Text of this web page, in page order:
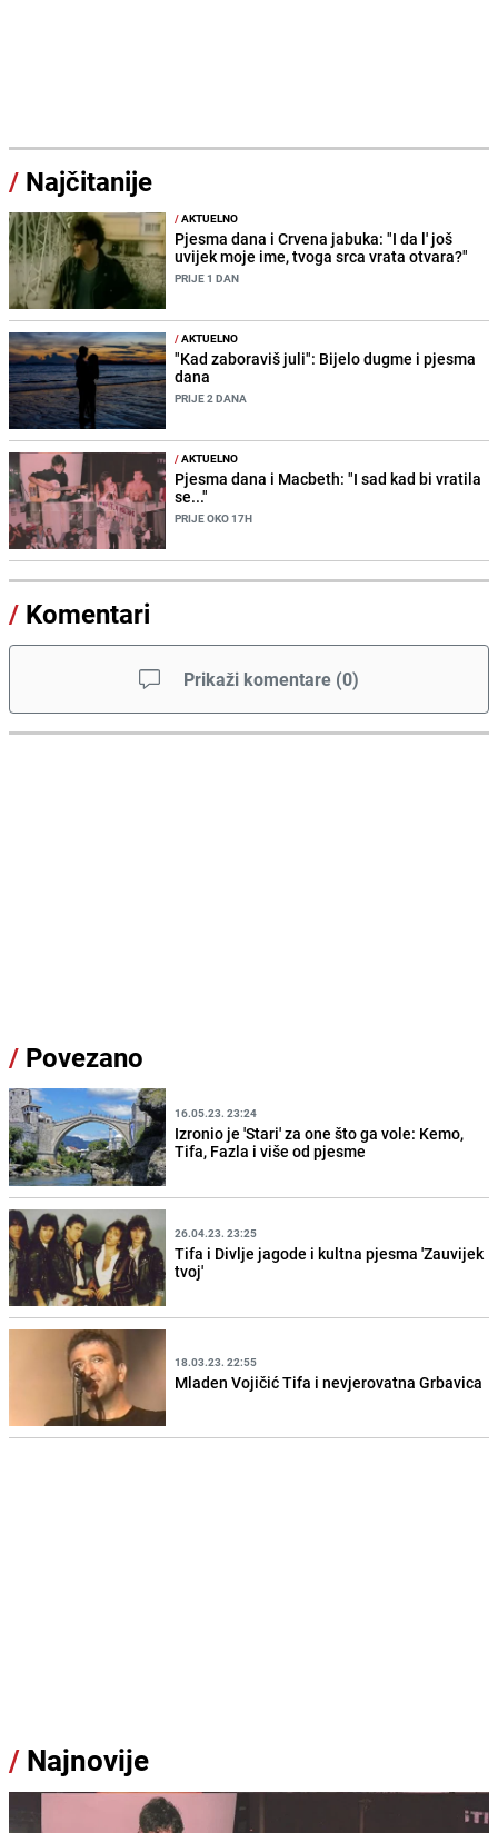
/ Najčitanije
/AKTUELNO
Pjesma dana i Crvena jabuka: "I da l' još
uvijek moje ime, tvoga srca vrata otvara?"
PRIJE 1 DAN
/AKTUELNO
"Kad zaboraviš juli": Bijelo dugme i pjesma
dana
PRIJE 2 DANA
/AKTUELNO
Pjesma dana i Macbeth: "I sad kad bi vratila
se..."
PRIJE OKO 17H
/ Komentari
Prikaži komentare (0)
/ Povezano
16.05.23. 23:24
Izronio je 'Stari' za one što ga vole: Kemo,
Tifa, Fazla i više od pjesme
26.04.23. 23:25
Tifa i Divlje jagode i kultna pjesma 'Zauvijek
tvoj'
18.03.23. 22:55
Mladen Vojičić Tifa i nevjerovatna Grbavica
/ Najnovije